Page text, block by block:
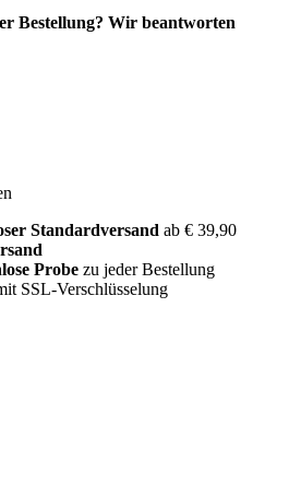
Bestellung? Wir beantworten
Standardversand ab € 39,90
Probe zu jeder Bestellung
SSL-Verschlüsselung